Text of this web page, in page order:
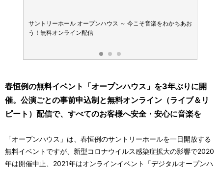
サントリーホール オープンハウス ～ 今こそ音楽をわかちあお
う！無料オンライン配信
春恒例の無料イベント「オープンハウス」を3年ぶりに開
催。公演ごとの事前申込制と無料オンライン（ライブ＆リ
ピート）配信で、すべてのお客様へ安全・安心に音楽を
「オープンハウス」は、春恒例のサントリーホールを一日開放する
無料イベントですが、新型コロナウイルス感染症拡大の影響で2020
年は開催中止、2021年はオンラインイベント「デジタルオープンハ